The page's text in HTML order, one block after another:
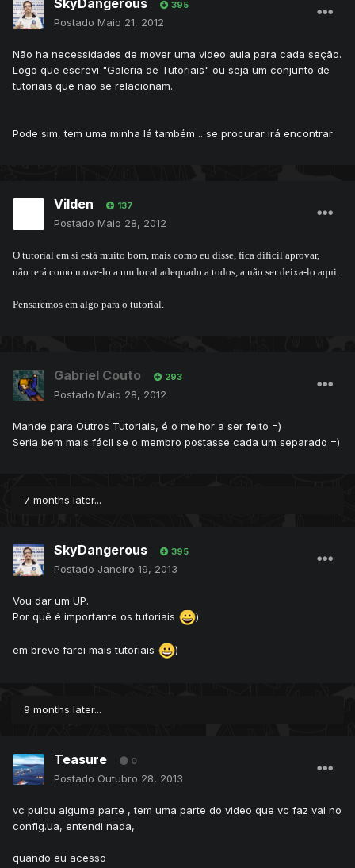
SkyDangerous 395
Postado Maio 21, 2012
Não ha necessidades de mover uma video aula para cada seção.
Logo que escrevi "Galeria de Tutoriais" ou seja um conjunto de
tutoriais que não se relacionam.
Pode sim, tem uma minha lá também .. se procurar irá encontrar
Vilden 137
Postado Maio 28, 2012
O tutorial em si está muito bom, mais como eu disse, fica difícil aprovar,
não terá como move-lo a um local adequado a todos, a não ser deixa-lo aqui.
Pensaremos em algo para o tutorial.
Gabriel Couto 293
Postado Maio 28, 2012
Mande para Outros Tutoriais, é o melhor a ser feito =)
Seria bem mais fácil se o membro postasse cada um separado =)
7 months later...
SkyDangerous 395
Postado Janeiro 19, 2013
Vou dar um UP.
Por quê é importante os tutoriais
)
em breve farei mais tutoriais )
9 months later...
Teasure 0
Postado Outubro 28, 2013
vc pulou alguma parte , tem uma parte do video que vc faz vai no
config.ua, entendi nada,
quando eu acesso